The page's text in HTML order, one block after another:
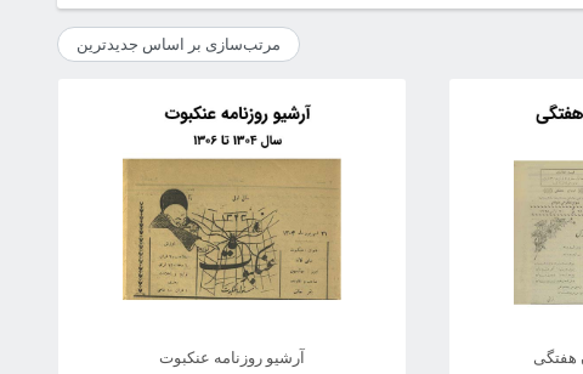
هفتگی آرشیو روزنامه عنکبوت